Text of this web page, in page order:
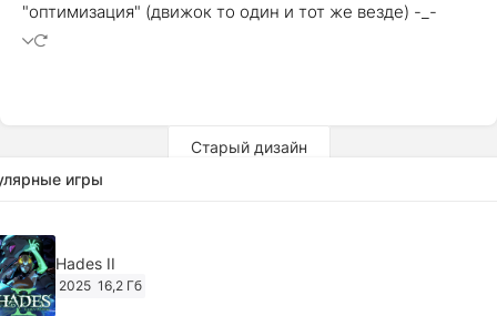
"оптимизация" (движок то один и тот же везде) -_-
Старый дизайн
игры
Hades II
2025 16,2 Гб